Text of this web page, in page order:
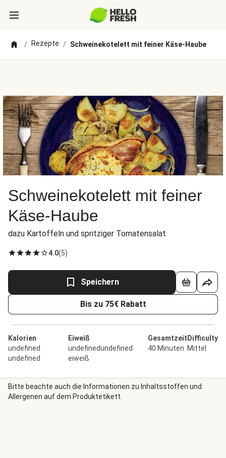
/ Rezepte / Schweinekotelett mit feiner Käse-Haube
Schweinekotelett mit feiner
Käse-Haube
dazu Kartoffeln und spritziger Tomatensalat
4.0(5)
Speichern
Bis zu 75€ Rabatt
Kalorien
undefined
undefined
Eiweiß
undefinedundefined
eiweiß
Gesamtzeit
40 Minuten
Difficulty
Mittel
Bitte beachte auch die Informationen zu Inhaltsstoffen und
Allergenen auf dem Produktetikett.